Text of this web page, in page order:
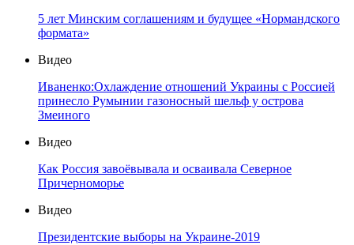
5 лет Минским соглашениям и будущее «Нормандского
формата»
Видео
Иваненко:Охлаждение отношений Украины с Россией
принесло Румынии газоносный шельф у острова
Змеиного
Видео
Как Россия завоёвывала и осваивала Северное
Причерноморье
Видео
Президентские выборы на Украине-2019